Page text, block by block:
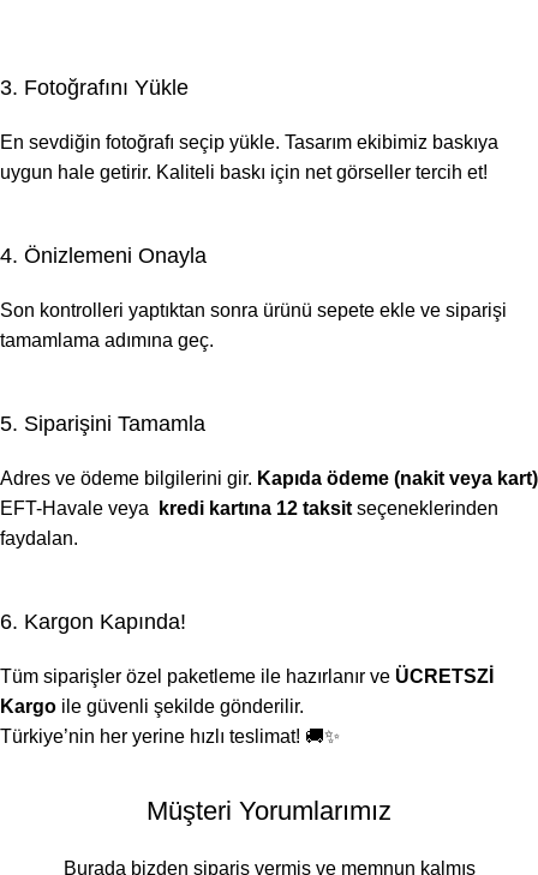
3. Fotoğrafını Yükle
En sevdiğin fotoğrafı seçip yükle. Tasarım ekibimiz baskıya
uygun hale getirir. Kaliteli baskı için net görseller tercih et!
4. Önizlemeni Onayla
Son kontrolleri yaptıktan sonra ürünü sepete ekle ve siparişi
tamamlama adımına geç.
5. Siparişini Tamamla
Adres ve ödeme bilgilerini gir. Kapıda ödeme (nakit veya kart)
EFT-Havale veya
kredi kartına 12 taksit seçeneklerinden
faydalan.
6. Kargon Kapında!
Tüm siparişler özel paketleme ile hazırlanır ve ÜCRETSZİ
Kargo ile güvenli şekilde gönderilir.
Türkiye’nin her yerine hızlı teslimat! 🚚✨
Müşteri Yorumlarımız
Burada bizden sipariş vermiş ve memnun kalmış